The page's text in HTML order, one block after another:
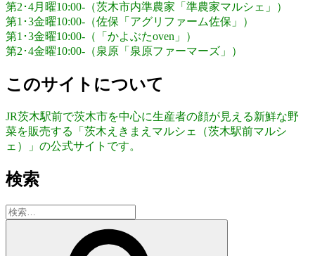
第2･4月曜10:00-（茨木市内準農家「準農家マルシェ」）
第1･3金曜10:00-（佐保「アグリファーム佐保」）
第1･3金曜10:00-（「かよぶたoven」）
第2･4金曜10:00-（泉原「泉原ファーマーズ」）
このサイトについて
JR茨木駅前で茨木市を中心に生産者の顔が見える新鮮な野
菜を販売する「茨木えきまえマルシェ（茨木駅前マルシ
ェ）」の公式サイトです。
検索
検
索: